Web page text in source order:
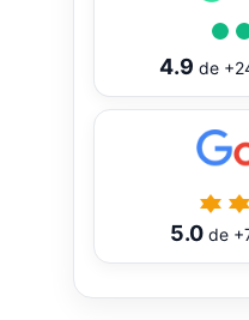
4.9 de
5.0 de